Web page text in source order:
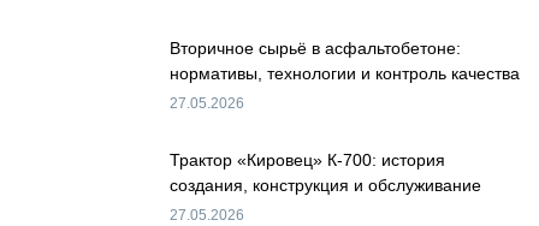
Вторичное сырьё в асфальтобетоне:
нормативы, технологии и контроль качества
27.05.2026
Трактор «Кировец» К-700: история
создания, конструкция и обслуживание
27.05.2026